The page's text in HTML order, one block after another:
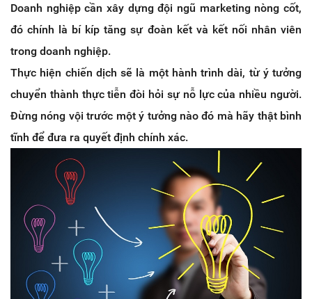
Doanh nghiệp cần xây dựng đội ngũ marketing nòng cốt,
đó chính là bí kíp tăng sự đoàn kết và kết nối nhân viên
trong doanh nghiệp.
Thực hiện chiến dịch sẽ là một hành trình dài, từ ý tưởng
chuyển thành thực tiễn đòi hỏi sự nỗ lực của nhiều người.
Đừng nóng vội trước một ý tưởng nào đó mà hãy thật bình
tĩnh để đưa ra quyết định chính xác.